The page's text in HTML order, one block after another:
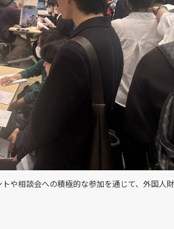
や相談会への積極的な参加を通じて、外国人財